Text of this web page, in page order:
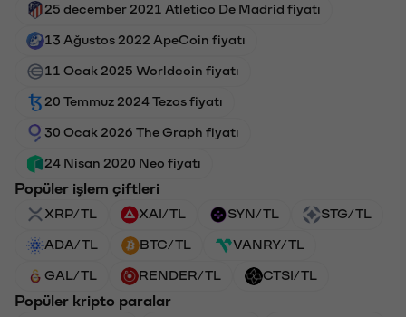
25 december 2021 Atletico De Madrid fiyatı
13 Ağustos 2022 ApeCoin fiyatı
11 Ocak 2025 Worldcoin fiyatı
20 Temmuz 2024 Tezos fiyatı
30 Ocak 2026 The Graph fiyatı
24 Nisan 2020 Neo fiyatı
Popüler işlem çiftleri
XRP/TL XAI/TL SYN/TL STG/TL
ADA/TL BTC/TL VANRY/TL
GAL/TL RENDER/TL CTSI/TL
Popüler kripto paralar